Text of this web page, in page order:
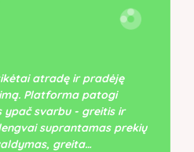
atradę ir pradėję
Platforma patogi
ypač svarbu - greitis ir
suprantamas prekių
greita…